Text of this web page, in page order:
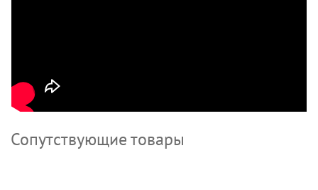
Сопутствующие товары